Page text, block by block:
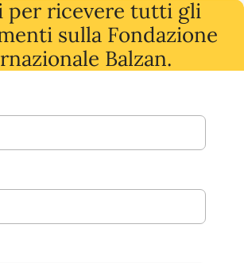
per ricevere tutti gli
sulla Fondazione
Balzan.